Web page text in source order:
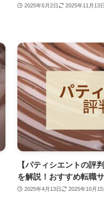
2025年5月2日 2025年11月13日
【パティシエントの評
を解説！おすすめ転職
2025年4月13日 2025年10月15